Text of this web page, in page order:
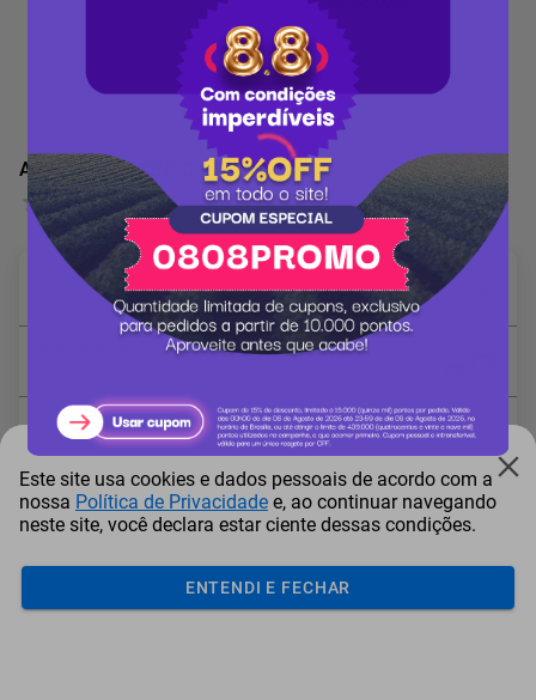
ASSESSORAMENTO CONTÁBIL
0 Avaliação
Quantidade em Por hora: *
Quantidade mínima: 1
Local: *
* Campo obrigatório
Adicionar ao carrinho
Este site usa cookies e dados pessoais de acordo com a
nossa Política de Privacidade e, ao continuar navegando
neste site, você declara estar ciente dessas condições.
ENTENDI E FECHAR